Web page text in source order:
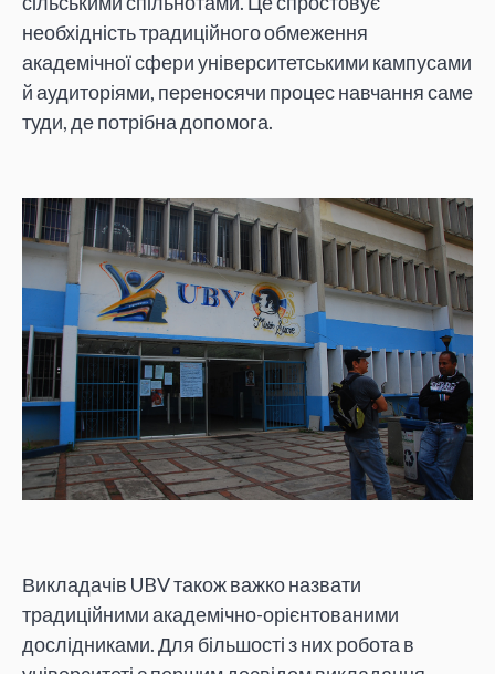
необхідність традиційного обмеження
академічної сфери університетськими кампусами
й аудиторіями, переносячи процес навчання саме
туди, де потрібна допомога.
Викладачів UBV також важко назвати
традиційними академічно-орієнтованими
дослідниками. Для більшості з них робота в